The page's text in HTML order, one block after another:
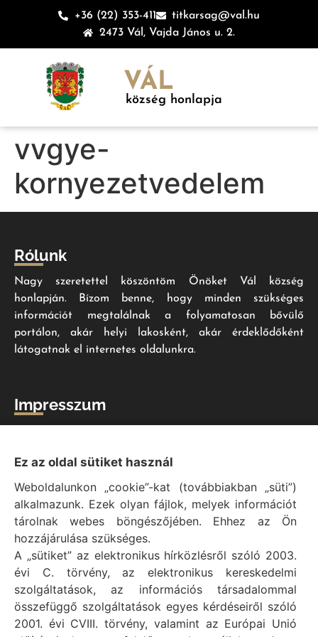
+36 (22) 353-411
titkarsag@val.hu
2473 Vál, Vajda János u. 2.
VÁL
község honlapja
vvgye-
kornyezetvedelem
Rólunk
Nagy szeretettel köszöntöm Önöket Vál község
honlapján. Bízom benne, hogy minden szükséges
információt megtalálnak a folyamatosan bővülő
portálon, akár helyi lakosként, akár érdeklődőként
látogatnak el internetes oldalunkra.
Impresszum
Vál Község Önkormányzat © 1996 - 2020
Adatvédelmi tájékoztató
Felelős: Bechtold Tamás polgármester
Cím: H-2473 Vál, Vajda János utca 2.
Telefon: +36 (22) 353-411
E-mail: polgarmester@val.hu
Elérhetőségek
Ez az oldal sütiket használ
Weboldalunkon „cookie”-kat (továbbiakban „süti”)
alkalmazunk. Ezek olyan fájlok, melyek információt
tárolnak webes böngészőjében. Ehhez az Ön
hozzájárulása szükséges.
A „sütiket” az elektronikus hírközlésről szóló 2003.
évi C. törvény, az elektronikus kereskedelmi
szolgáltatások, az információs társadalommal
összefüggő szolgáltatások egyes kérdéseiről szóló
2001. évi CVIII. törvény, valamint az Európai Unió